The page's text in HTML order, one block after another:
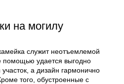
на могилу
служит неотъемлемой
удается выгодно
а дизайн гармонично
того, обустроенные с